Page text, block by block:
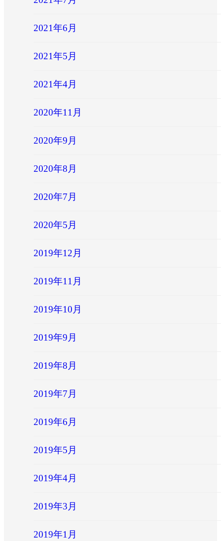
2021年6月
2021年5月
2021年4月
2020年11月
2020年9月
2020年8月
2020年7月
2020年5月
2019年12月
2019年11月
2019年10月
2019年9月
2019年8月
2019年7月
2019年6月
2019年5月
2019年4月
2019年3月
2019年1月